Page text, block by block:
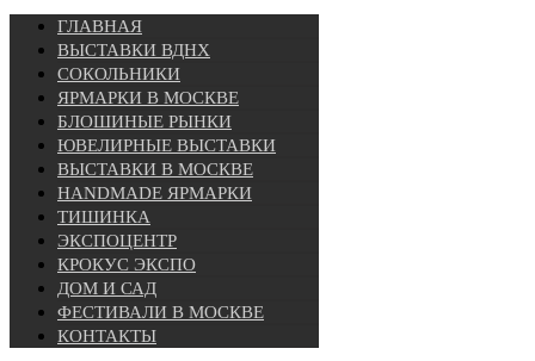
ГЛАВНАЯ
ВЫСТАВКИ ВДНХ
СОКОЛЬНИКИ
ЯРМАРКИ В МОСКВЕ
БЛОШИНЫЕ РЫНКИ
ЮВЕЛИРНЫЕ ВЫСТАВКИ
ВЫСТАВКИ В МОСКВЕ
HANDMADE ЯРМАРКИ
ТИШИНКА
ЭКСПОЦЕНТР
КРОКУС ЭКСПО
ДОМ И САД
ФЕСТИВАЛИ В МОСКВЕ
КОНТАКТЫ